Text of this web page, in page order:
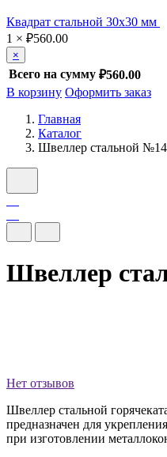
Квадрат стальной 30х30 мм
1 × ₽560.00
×
Всего на сумму ₽560.00
В корзину Оформить заказ
Главная
Каталог
Швеллер стальной №14
Швеллер
Нет отзывов
Швеллер стальной
предназначен для
при изготовлении